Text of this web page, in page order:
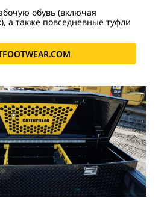
обувь (включая
а также повседневные туфли